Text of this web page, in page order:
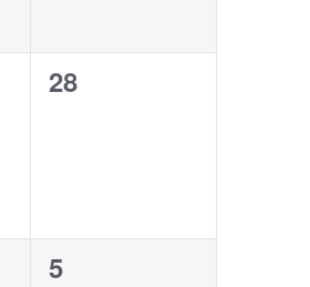
0
28
0
5